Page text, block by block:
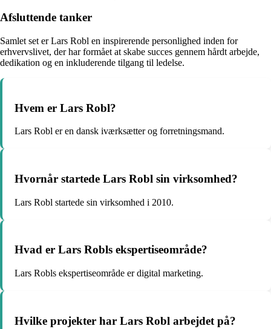
Afsluttende tanker
Samlet set er Lars Robl en inspirerende personlighed inden for
erhvervslivet, der har formået at skabe succes gennem hårdt arbejde,
dedikation og en inkluderende tilgang til ledelse.
Hvem er Lars Robl?
Lars Robl er en dansk iværksætter og forretningsmand.
Hvornår startede Lars Robl sin virksomhed?
Lars Robl startede sin virksomhed i 2010.
Hvad er Lars Robls ekspertiseområde?
Lars Robls ekspertiseområde er digital marketing.
Hvilke projekter har Lars Robl arbejdet på?